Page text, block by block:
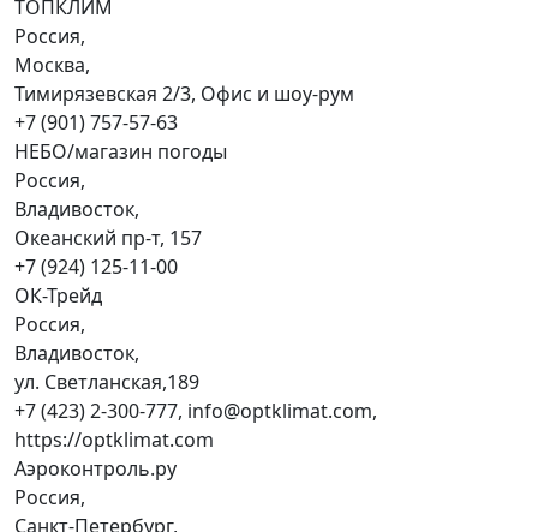
ТОПКЛИМ
Россия,
Москва,
Тимирязевская 2/3, Офис и шоу-рум
+7 (901) 757-57-63
НЕБО/магазин погоды
Россия,
Владивосток,
Океанский пр-т, 157
+7 (924) 125-11-00
ОК-Трейд
Россия,
Владивосток,
ул. Светланская,189
+7 (423) 2-300-777, info@optklimat.com,
https://optklimat.com
Аэроконтроль.ру
Россия,
Санкт-Петербург,